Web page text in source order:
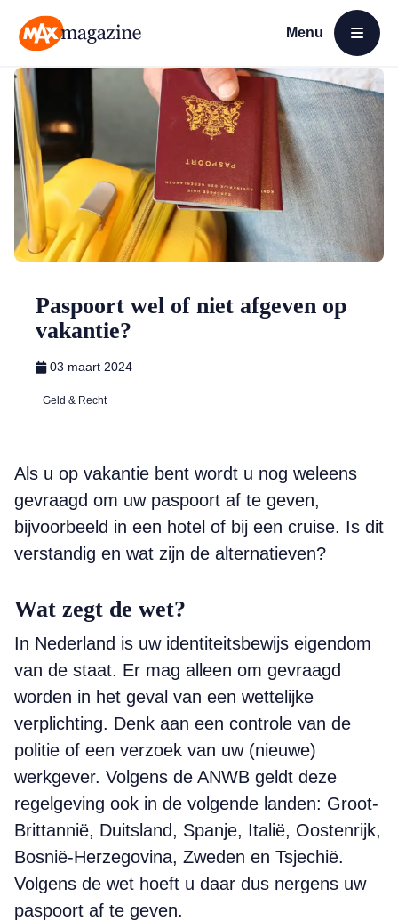
Menu
Open menu
Paspoort wel of niet afgeven op
vakantie?
03 maart 2024
Geld & Recht
Als u op vakantie bent wordt u nog weleens
gevraagd om uw paspoort af te geven,
bijvoorbeeld in een hotel of bij een cruise. Is dit
verstandig en wat zijn de alternatieven?
Wat zegt de wet?
In Nederland is uw identiteitsbewijs eigendom
van de staat. Er mag alleen om gevraagd
worden in het geval van een wettelijke
verplichting. Denk aan een controle van de
politie of een verzoek van uw (nieuwe)
werkgever. Volgens de ANWB geldt deze
regelgeving ook in de volgende landen: Groot-
Brittannië, Duitsland, Spanje, Italië, Oostenrijk,
Bosnië-Herzegovina, Zweden en Tsjechië.
Volgens de wet hoeft u daar dus nergens uw
paspoort af te geven.